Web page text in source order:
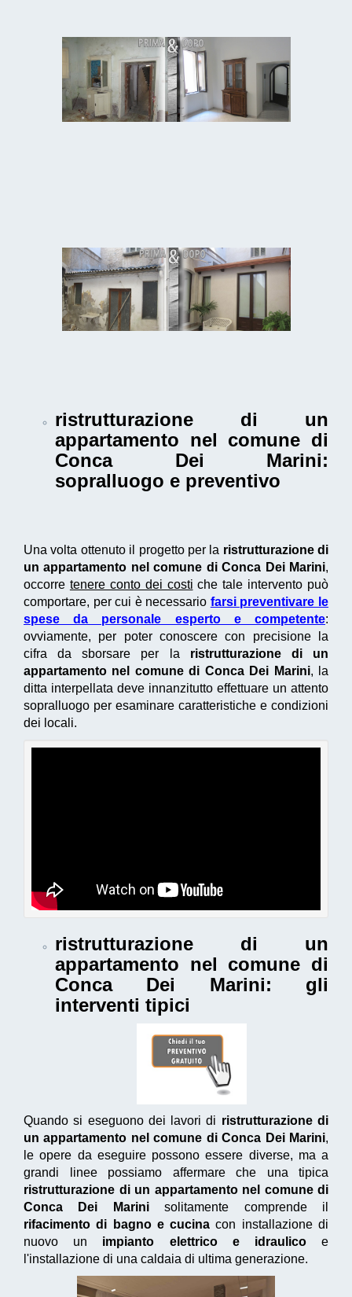
ristrutturazione di un
appartamento nel comune di
Conca Dei Marini:
sopralluogo e preventivo
Una volta ottenuto il progetto per la ristrutturazione di
un appartamento nel comune di Conca Dei Marini,
occorre tenere conto dei costi che tale intervento può
comportare, per cui è necessario farsi preventivare le
spese da personale esperto e competente:
ovviamente, per poter conoscere con precisione la
cifra da sborsare per la ristrutturazione di un
appartamento nel comune di Conca Dei Marini, la
ditta interpellata deve innanzitutto effettuare un attento
sopralluogo per esaminare caratteristiche e condizioni
dei locali.
ristrutturazione di un
appartamento nel comune di
Conca Dei Marini: gli
interventi tipici
Quando si eseguono dei lavori di ristrutturazione di
un appartamento nel comune di Conca Dei Marini,
le opere da eseguire possono essere diverse, ma a
grandi linee possiamo affermare che una tipica
ristrutturazione di un appartamento nel comune di
Conca Dei Marinisolitamente comprende il
rifacimento di bagno e cucina con installazione di
nuovo un impianto elettrico e idraulicoe
l'installazione di una caldaia di ultima generazione.